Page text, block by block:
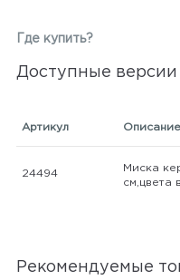
Где купить?
Доступные версии
Артикул Описание
24494
Миска
см,цвета
Рекомендуемые